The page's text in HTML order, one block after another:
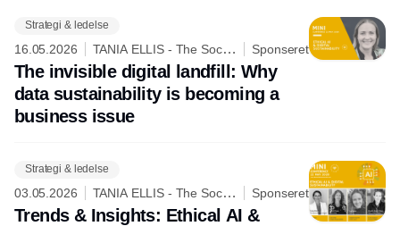
Strategi & ledelse
16.05.2026
TANIA ELLIS - The Social
Business Company
Sponseret
The invisible digital landfill: Why
data sustainability is becoming a
business issue
Strategi & ledelse
03.05.2026
TANIA ELLIS - The Social
Business Company
Sponseret
Trends & Insights: Ethical AI &